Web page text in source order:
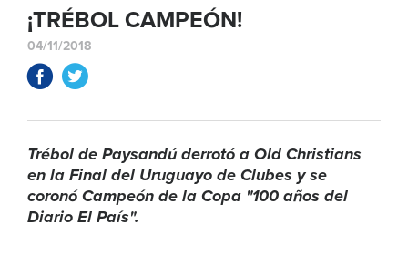
¡TRÉBOL CAMPEÓN!
04/11/2018
Trébol de Paysandú derrotó a Old Christians
en la Final del Uruguayo de Clubes y se
coronó Campeón de la Copa "100 años del
Diario El País".